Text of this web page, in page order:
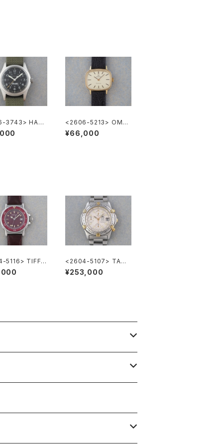
3743> HAMI
<2606-5213> OME
GA Geneve
¥66,000
5116> TIFFA
Diver's
<2604-5107> TAGH
EUER Super 2000 C
hronograph
¥253,000